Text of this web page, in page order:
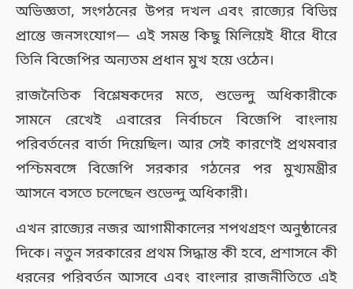
অভিজ্ঞতা, সংগঠনের উপর দখল এবং রাজ্যের বিভিন্ন
প্রান্তে জনসংযোগ— এই সমস্ত কিছু মিলিয়েই ধীরে ধীরে
তিনি বিজেপির অন্যতম প্রধান মুখ হয়ে ওঠেন।
রাজনৈতিক বিশ্লেষকদের মতে, শুভেন্দু অধিকারীকে
সামনে রেখেই এবারের নির্বাচনে বিজেপি বাংলায়
পরিবর্তনের বার্তা দিয়েছিল। আর সেই কারণেই প্রথমবার
পশ্চিমবঙ্গে বিজেপি সরকার গঠনের পর মুখ্যমন্ত্রীর
আসনে বসতে চলেছেন শুভেন্দু অধিকারী।
এখন রাজ্যের নজর আগামীকালের শপথগ্রহণ অনুষ্ঠানের
দিকে। নতুন সরকারের প্রথম সিদ্ধান্ত কী হবে, প্রশাসনে কী
ধরনের পরিবর্তন আসবে এবং বাংলার রাজনীতিতে এই